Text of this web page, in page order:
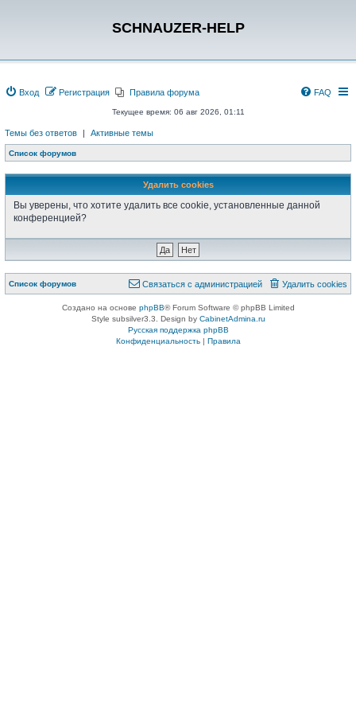
SCHNAUZER-HELP
Вход Регистрация Правила форума FAQ
Текущее время: 06 авг 2026, 01:11
Темы без ответов | Активные темы
Список форумов
Удалить cookies
Вы уверены, что хотите удалить все cookie, установленные данной
конференцией?
Список форумов Удалить cookies
Связаться с администрацией
Создано на основе phpBB® Forum Software © phpBB Limited
Style subsilver3.3. Design by CabinetAdmina.ru
Русская поддержка phpBB
Конфиденциальность| Правила